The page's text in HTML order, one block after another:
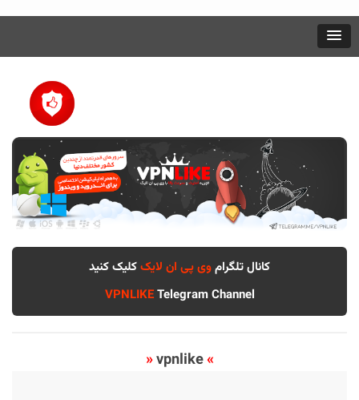
کانال تلگراموی پی ان لایککلیک کنید
VPNLIKETelegram Channel
»
vpnlike
«